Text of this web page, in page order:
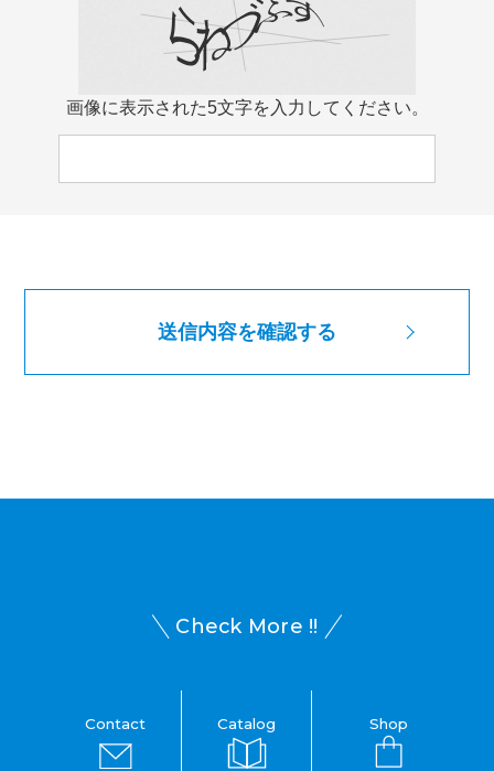
画像に表示された5文字を入力してください。
送信内容を確認する
Check More !!
Contact Catalog Shop